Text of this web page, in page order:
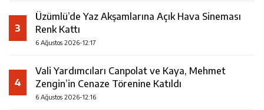
3
Üzümlü’de Yaz Akşamlarına Açık Hava Sineması
Renk Kattı
6 Ağustos 2026-12:17
4
Vali Yardımcıları Canpolat ve Kaya, Mehmet
Zengin’in Cenaze Törenine Katıldı
6 Ağustos 2026-12:16